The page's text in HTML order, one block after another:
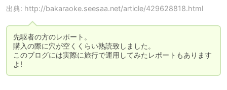
出典: http://bakaraoke.seesaa.net/article/429628818.html
先駆者の方のレポート。
購入の際に穴が空くくらい熟読致しました。
このブログには実際に旅行で運用してみたレポートもあります
よ!